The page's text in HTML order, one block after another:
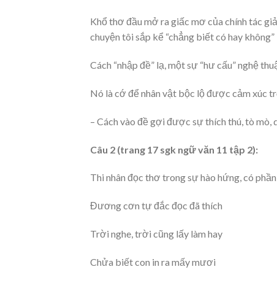
Khổ thơ đầu mở ra giấc mơ của chính tác
chuyện tôi sắp kể “chẳng biết có hay không”
Cách “nhập đề” lạ, một sự “hư cấu” nghệ
Nó là cớ để nhân vật bộc lộ được cảm xúc
– Cách vào đề gợi được sự thích thú, tò
Câu 2 (trang 17 sgk ngữ văn 11 tập 2):
Thi nhân đọc thơ trong sự hào hứng, có
Đương cơn tự đắc đọc đã thích
Trời nghe, trời cũng lấy làm hay
Chửa biết con in ra mấy mươi